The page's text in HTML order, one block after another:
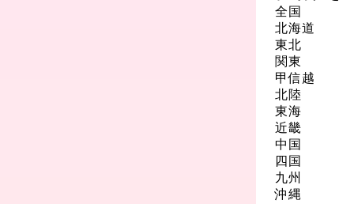
全国
北海道
東北
関東
甲信越
北陸
東海
近畿
中国
四国
九州
沖縄